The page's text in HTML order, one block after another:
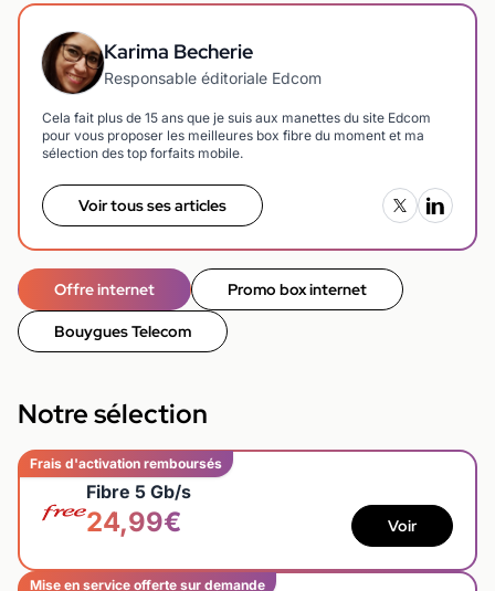
Karima Becherie
Responsable éditoriale Edcom
Cela fait plus de 15 ans que je suis aux manettes du site Edcom
pour vous proposer les meilleures box fibre du moment et ma
sélection des top forfaits mobile.
Voir tous ses articles
Offre internet Promo box internet
Bouygues Telecom
Notre sélection
Frais d'activation remboursés
Fibre 5 Gb/s
24,99€ Voir
Mise en service offerte sur demande